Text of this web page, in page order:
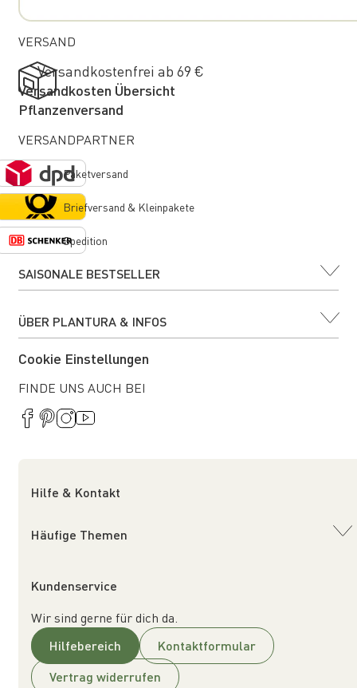
SAISONALE BESTSELLER
ÜBER PLANTURA & INFOS
Cookie Einstellungen
FINDE UNS AUCH BEI
VERSAND
Versandkostenfrei ab 69 €
Versandkosten Übersicht
Pflanzenversand
VERSANDPARTNER
Paketversand
Briefversand & Kleinpakete
Spedition
Hilfe & Kontakt
Häufige Themen
Kundenservice
Wir sind gerne für dich da.
Hilfebereich
Kontaktformular
Vertrag widerrufen